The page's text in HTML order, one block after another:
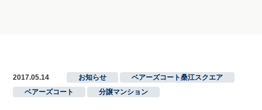
2017.05.14 お知らせ ベアーズコート桑江スクエア
ベアーズコート
分譲マンション